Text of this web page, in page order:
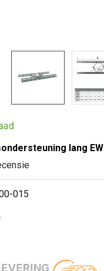
lang
015